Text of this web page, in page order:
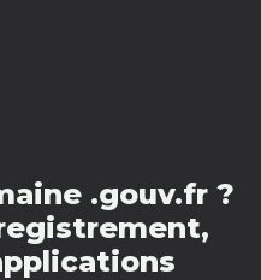
.gouv.fr ?